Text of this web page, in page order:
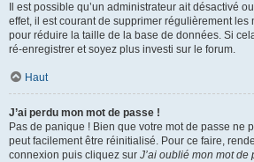
Il est possible qu’un administrateur ait désactivé
effet, il est courant de supprimer régulièrement les
pour réduire la taille de la base de données. Si
ré-enregistrer et soyez plus investi sur le forum.
Haut
J’ai perdu mon mot de passe !
Pas de panique ! Bien que votre mot de passe ne
peut facilement être réinitialisé. Pour ce faire,
connexion puis cliquez sur J’ai oublié mon mot de